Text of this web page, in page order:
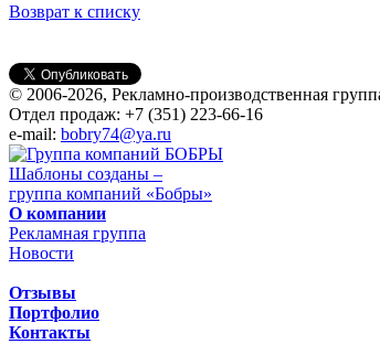
Возврат к списку
© 2006-2026, Рекламно-производственная
Отдел продаж: +7 (351) 223-66-16
e-mail: bobry74@ya.ru
Шаблоны созданы –
группа компаний «Бобры»
О компании
Рекламная группа
Новости
Отзывы
Портфолио
Контакты